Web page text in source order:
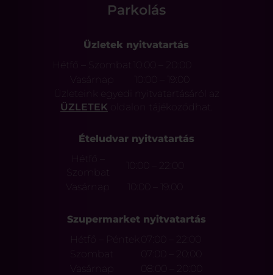
Parkolás
Üzletek nyitvatartás
Hétfő – Szombat
10:00 – 20:00
Vasárnap
Üzleteink egyedi nyitvatartásáról az
ÜZLETEK oldalon tájékozódhat.
Ételudvar nyitvatartás
Hétfő –
Szombat
10:00 – 22:00
Vasárnap
Szupermarket nyitvatartás
Hétfő – Péntek
07:00 – 22:00
Szombat
07:00 – 20:00
Vasárnap
08:00 – 20:00